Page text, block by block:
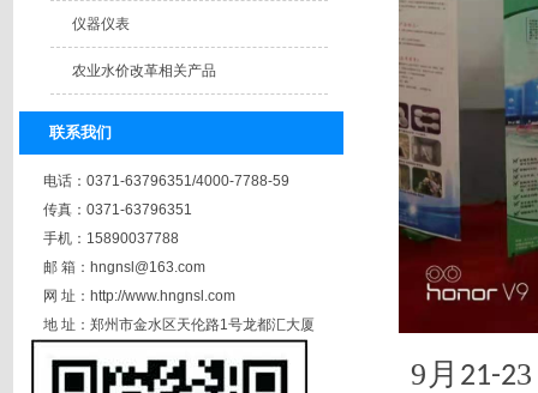
仪器仪表
农业水价改革相关产品
联系我们
电话：0371-63796351/4000-7788-59
传真：0371-63796351
手机：15890037788
邮 箱：hngnsl@163.com
网 址：http://www.hngnsl.com
地 址：郑州市金水区天伦路1号龙都汇大厦
9 月 21-23